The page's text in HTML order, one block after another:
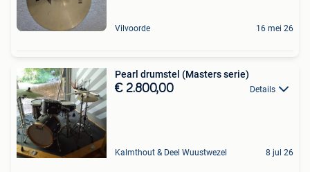
Vilvoorde 16 mei 26
Pearl drumstel (Masters serie)
€ 2.800,00 Details
Kalmthout & Deel Wuustwezel 8 jul 26